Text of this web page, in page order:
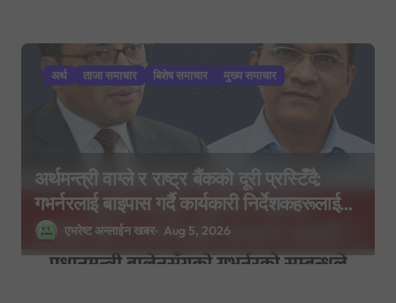
अर्थ ताजा समाचार बिशेष समाचार मुख्य समाचार
अर्थमन्त्री वाग्ले र राष्ट्र बैंकको दूरी प्रस्टिँदै:
गभर्नरलाई बाइपास गर्दै कार्यकारी निर्देशकहरूलाई
मन्त्रालय बोलाइयो
एभरेष्ट अन्लाईन खबर Aug 5, 2026